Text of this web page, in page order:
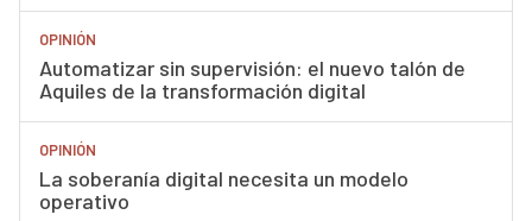
OPINIÓN
Automatizar sin supervisión: el nuevo talón de
Aquiles de la transformación digital
OPINIÓN
La soberanía digital necesita un modelo
operativo